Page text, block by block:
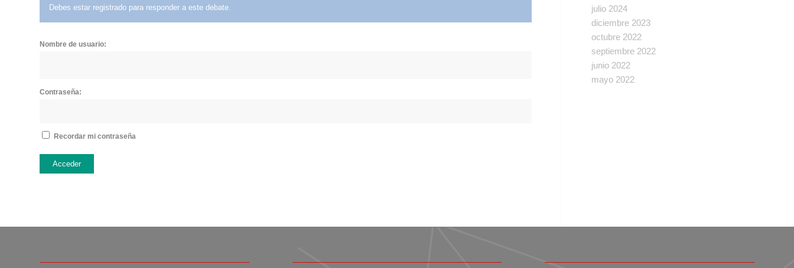
Debes estar registrado para responder a este debate.
Nombre de usuario:
Contraseña:
Recordar mi contraseña
Acceder
julio 2024
diciembre 2023
octubre 2022
septiembre 2022
junio 2022
mayo 2022